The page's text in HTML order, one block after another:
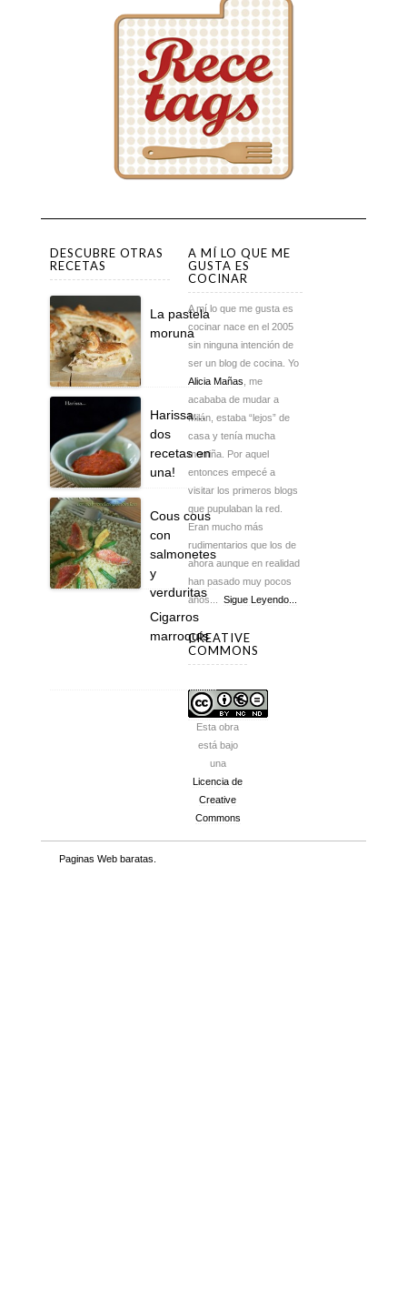
DESCUBRE OTRAS
RECETAS
La pastela
moruna
Harissa…
dos
recetas en
una!
Cous cous
con
salmonetes
y
verduritas
Cigarros
marroquís
A MÍ LO QUE ME
GUSTA ES
COCINAR
A mí lo que me gusta es
cocinar nace en el 2005
sin ninguna intención de
ser un blog de cocina. Yo
Alicia Mañas, me
acababa de mudar a
Milán, estaba “lejos” de
casa y tenía mucha
morriña. Por aquel
entonces empecé a
visitar los primeros blogs
que pupulaban la red.
Eran mucho más
rudimentarios que los de
ahora aunque en realidad
han pasado muy pocos
años...Sigue Leyendo...
CREATIVE
COMMONS
Esta obra
está bajo
una
Licencia de
Creative
Commons
Paginas Web baratas.